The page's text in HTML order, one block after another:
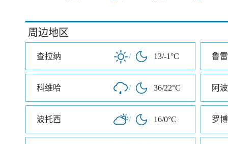
周边地区
查拉纳 / 13/-1°C 鲁
科维哈 / 36/22°C 阿
波托西 / 16/0°C 罗